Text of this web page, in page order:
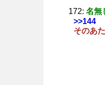
172: 名無
>>144
そのあ